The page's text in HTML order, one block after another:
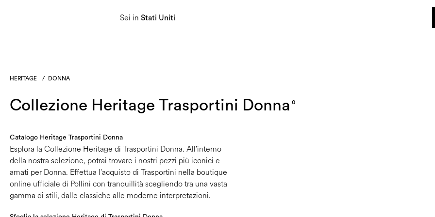
Sei in Stati Uniti
Uomo Linea Heritage
HERITAGE / DONNA
Collezione Heritage Trasportini Donna 0
Catalogo Heritage Trasportini Donna
Esplora la Collezione Heritage di Trasportini Donna. All'interno
della nostra selezione, potrai trovare i nostri pezzi più iconici e
amati per Donna. Effettua l'acquisto di Trasportini nella boutique
online ufficiale di Pollini con tranquillità scegliendo tra una vasta
gamma di stili, dalle classiche alle moderne interpretazioni.